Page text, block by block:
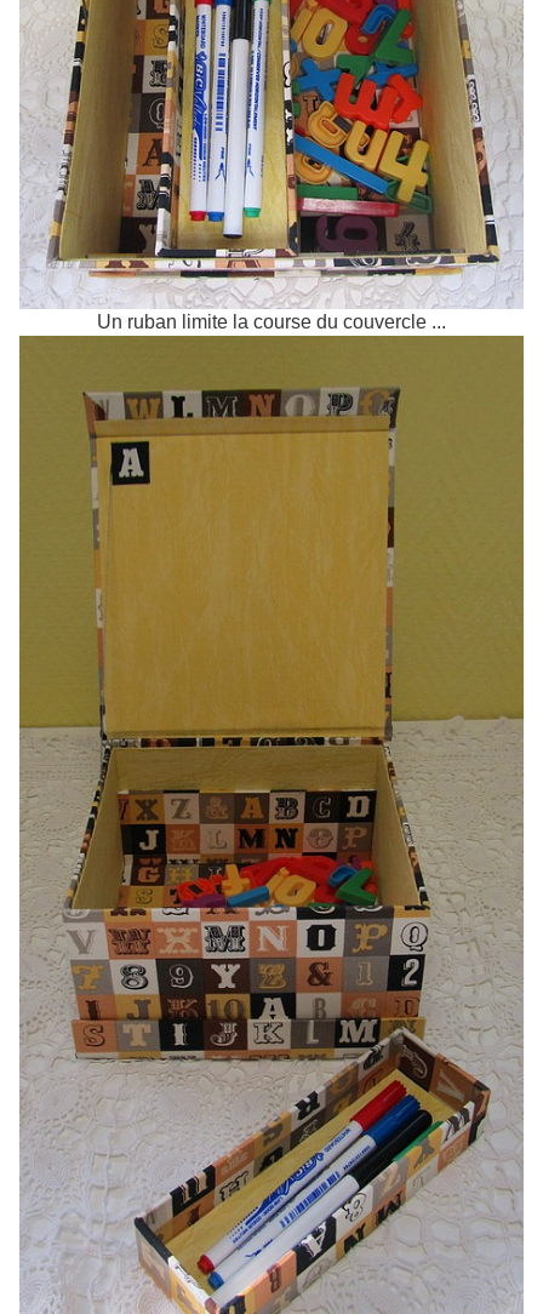
Un ruban limite la course du couvercle ...